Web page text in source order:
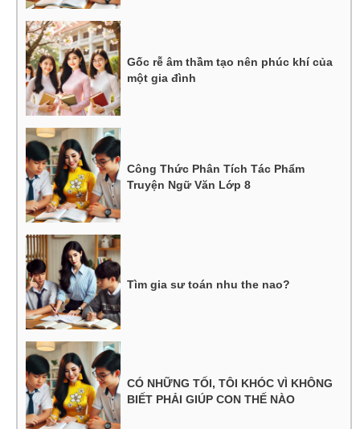
Gốc rễ âm thầm tạo nên phúc khí của
một gia đình
Công Thức Phân Tích Tác Phẩm
Truyện Ngữ Văn Lớp 8
Tìm gia sư toán nhu the nao?
CÓ NHỮNG TỐI, TÔI KHÓC VÌ KHÔNG
BIẾT PHẢI GIÚP CON THẾ NÀO